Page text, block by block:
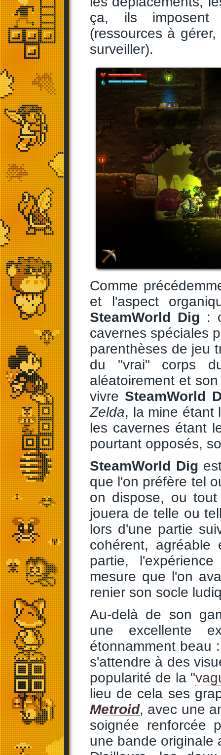
ça, ils imposent
(ressources à
surveiller).
Comme
et l'aspect
SteamWorld Dig :
cavernes spéciales
parenthèses de jeu
du "vrai" corps
aléatoirement et
vivre SteamWorld
Zelda, la mine étant
les cavernes étant
pourtant opposés,
SteamWorld Dig
que l'on préfère tel
on dispose, ou
jouera de telle ou
lors d'une partie
cohérent,
partie,
mesure que l'on
renier son socle
Au-delà de son
une excellente
étonnamment beau
s'attendre à des
popularité de la "
lieu de cela ses
Metroid, avec une
soignée renforcée
une bande originale